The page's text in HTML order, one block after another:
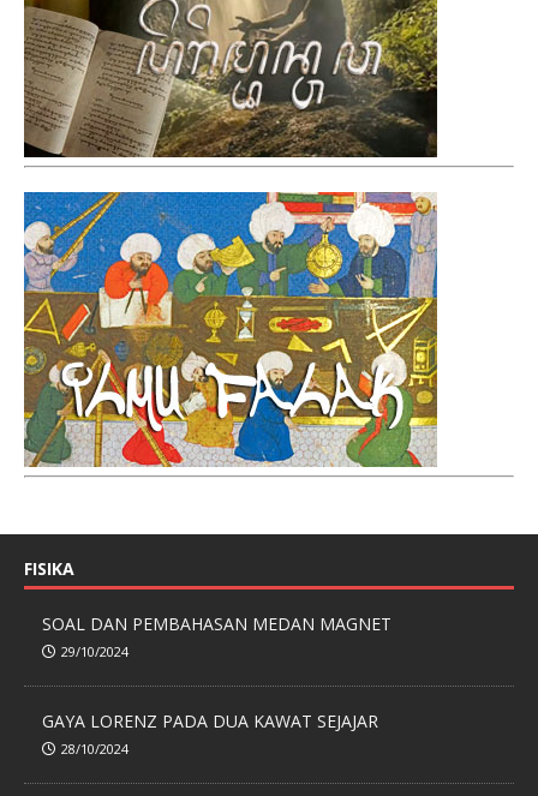
FISIKA
SOAL DAN PEMBAHASAN MEDAN MAGNET
29/10/2024
GAYA LORENZ PADA DUA KAWAT SEJAJAR
28/10/2024